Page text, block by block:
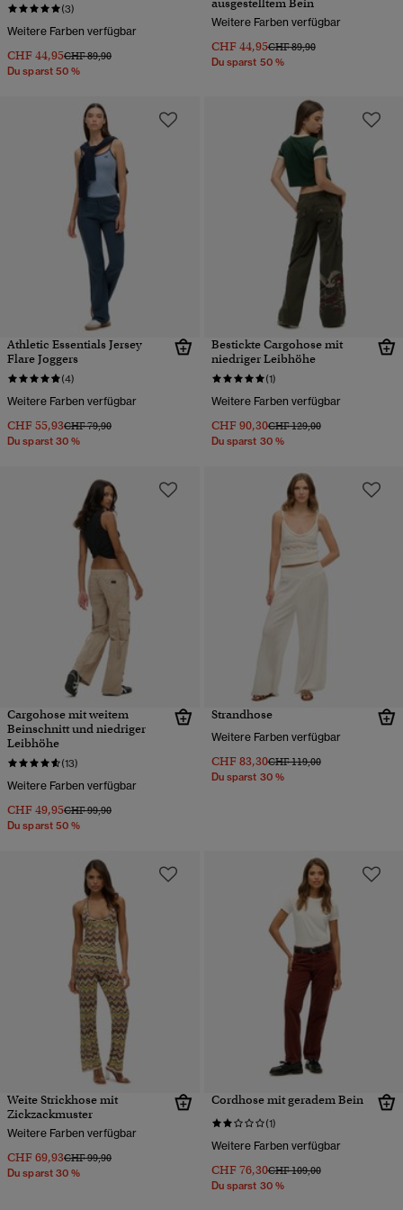
(3)
Weitere Farben verfügbar
CHF 44,95Preis wurde reduziert von
CHF 89,90bis
Du sparst 50 %
ausgestelltem Bein
Weitere Farben verfügbar
CHF 44,95Preis wurde reduziert von
CHF 89,90bis
Du sparst 50 %
Athletic Essentials Jersey
Flare Joggers
(4)
Weitere Farben verfügbar
CHF 55,93Preis wurde reduziert von
CHF 79,90bis
Du sparst 30 %
Bestickte Cargohose mit
niedriger Leibhöhe
(1)
Weitere Farben verfügbar
CHF 90,30Preis wurde reduziert von
CHF 129,00bis
Du sparst 30 %
Cargohose mit weitem
Beinschnitt und niedriger
Leibhöhe
(13)
Weitere Farben verfügbar
CHF 49,95Preis wurde reduziert von
CHF 99,90bis
Du sparst 50 %
Strandhose
Weitere Farben verfügbar
CHF 83,30Preis wurde reduziert von
CHF 119,00bis
Du sparst 30 %
Weite Strickhose mit
Zickzackmuster
Weitere Farben verfügbar
CHF 69,93Preis wurde reduziert von
CHF 99,90bis
Du sparst 30 %
Cordhose mit geradem Bein
(1)
Weitere Farben verfügbar
CHF 76,30Preis wurde reduziert von
CHF 109,00bis
Du sparst 30 %